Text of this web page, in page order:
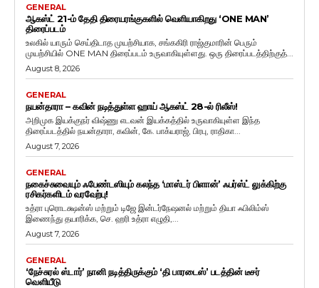
GENERAL
ஆகஸ்ட் 21-ம் தேதி திரையரங்குகளில் வெளியாகிறது ‘ONE MAN’
திரைப்படம்
உலகில் யாரும் செய்திடாத முயற்சியாக, சங்ககிரி ராஜ்குமாரின் பெரும்
முயற்சியில் ONE MAN திரைப்படம் உருவாகியுள்ளது. ஒரு திரைப்படத்திற்குத்...
August 8, 2026
GENERAL
நயன்தாரா – கவின் நடித்துள்ள ஹாய் ஆகஸ்ட் 28-ல் ரிலீஸ்!
அறிமுக இயக்குநர் விஷ்ணு எடவன் இயக்கத்தில் உருவாகியுள்ள இந்த
திரைப்படத்தில் நயன்தாரா, கவின், கே. பாக்யராஜ், பிரபு, ராதிகா...
August 7, 2026
GENERAL
நகைச்சுவையும் ஃபேண்டஸியும் கலந்த ‘மாஸ்டர் பிளான்’ ஃபர்ஸ்ட் லுக்கிற்கு
ரசிகர்களிடம் வரவேற்பு!
உத்ரா புரொடக்ஷன்ஸ் மற்றும் டிஜே இன்டர்நேஷனல் மற்றும் தியா ஃபிலிம்ஸ்
இணைந்து தயாரிக்க, செ. ஹரி உத்ரா எழுதி,...
August 7, 2026
GENERAL
‘நேச்சுரல் ஸ்டார்’ நானி நடித்திருக்கும் ‘தி பாரடைஸ்’ படத்தின் டீசர்
வெளியீடு